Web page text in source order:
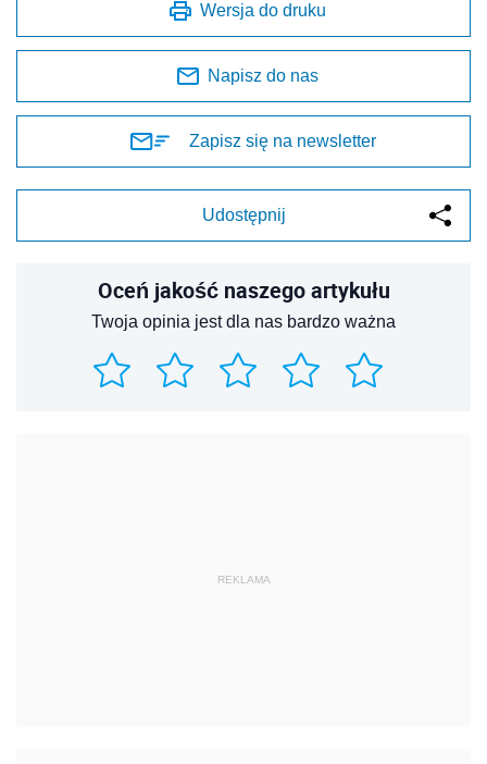
Wersja do druku
Napisz do nas
Zapisz się na newsletter
Udostępnij
Oceń jakość naszego artykułu
Twoja opinia jest dla nas bardzo ważna
REKLAMA